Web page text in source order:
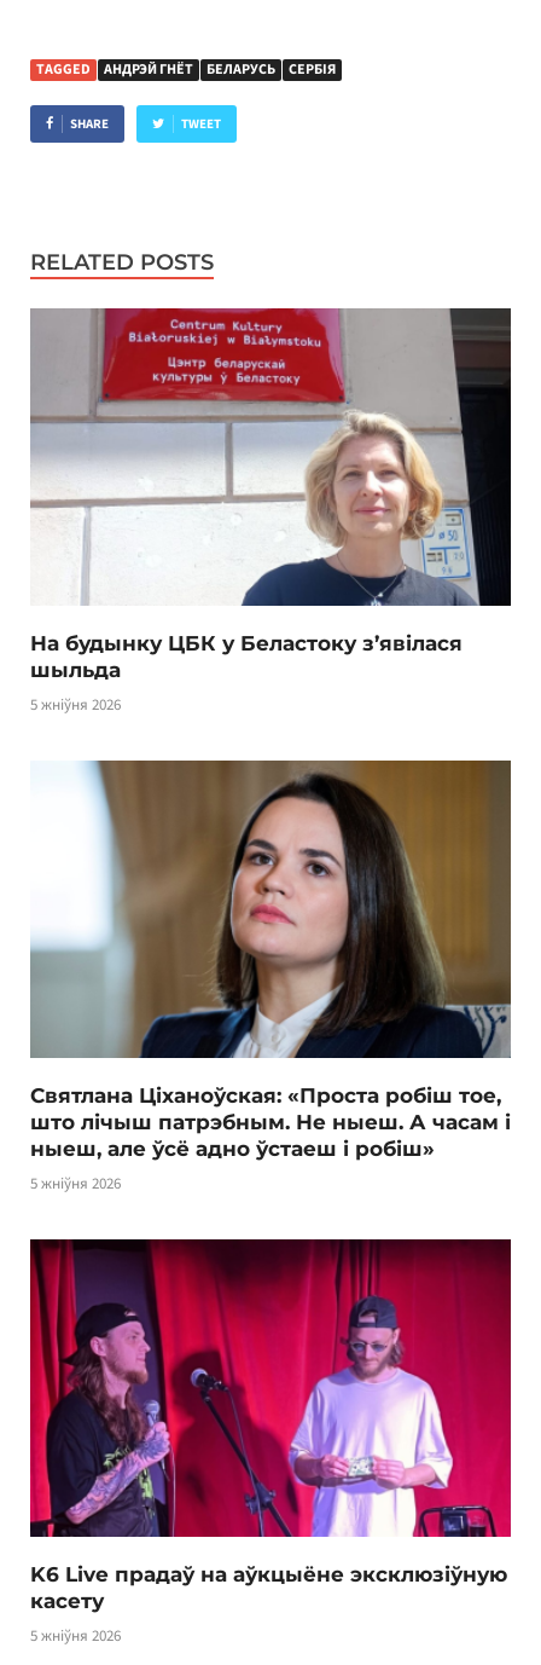
TAGGED АНДРЭЙ ГНЁТ БЕЛАРУСЬ СЕРБІЯ
SHARE TWEET
RELATED POSTS
На будынку ЦБК у Беластоку з’явілася
шыльда
5 жніўня 2026
Святлана Ціханоўская: «Проста робіш тое,
што лічыш патрэбным. Не ныеш. А часам і
ныеш, але ўсё адно ўстаеш і робіш»
5 жніўня 2026
K6 Live прадаў на аўкцыёне эксклюзіўную
касету
5 жніўня 2026